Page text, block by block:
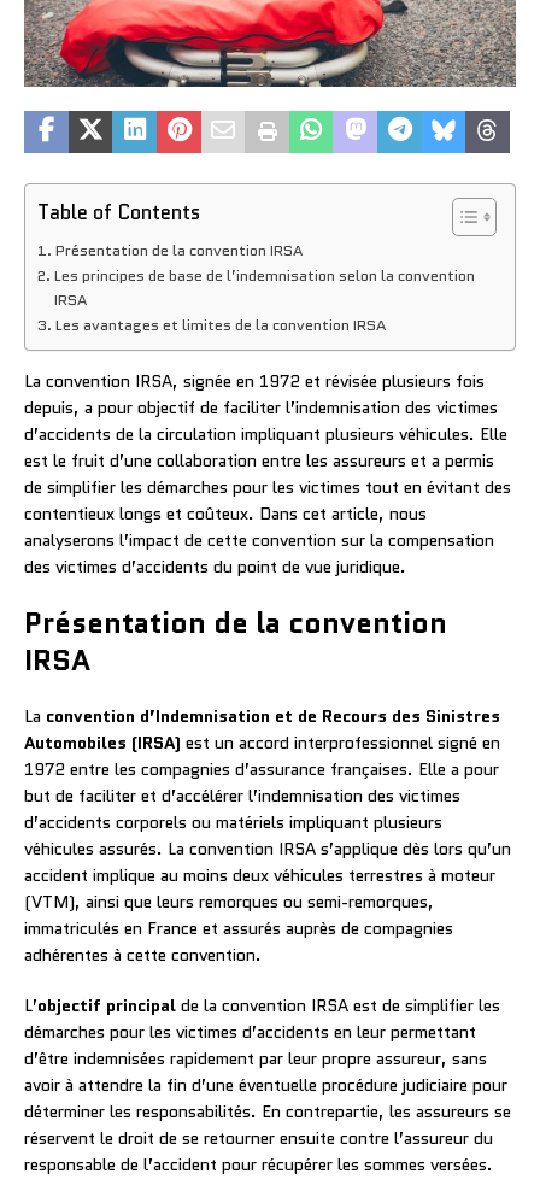
Table of Contents
Présentation de la convention IRSA
Les principes de base de l’indemnisation selon la convention
IRSA
Les avantages et limites de la convention IRSA
La convention IRSA, signée en 1972 et révisée plusieurs fois
depuis, a pour objectif de faciliter l’indemnisation des victimes
d’accidents de la circulation impliquant plusieurs véhicules. Elle
est le fruit d’une collaboration entre les assureurs et a permis
de simplifier les démarches pour les victimes tout en évitant des
contentieux longs et coûteux. Dans cet article, nous
analyserons l’impact de cette convention sur la compensation
des victimes d’accidents du point de vue juridique.
Présentation de la convention
IRSA
La convention d’Indemnisation et de Recours des Sinistres
Automobiles (IRSA) est un accord interprofessionnel signé en
1972 entre les compagnies d’assurance françaises. Elle a pour
but de faciliter et d’accélérer l’indemnisation des victimes
d’accidents corporels ou matériels impliquant plusieurs
véhicules assurés. La convention IRSA s’applique dès lors qu’un
accident implique au moins deux véhicules terrestres à moteur
(VTM), ainsi que leurs remorques ou semi-remorques,
immatriculés en France et assurés auprès de compagnies
adhérentes à cette convention.
L’objectif principal de la convention IRSA est de simplifier les
démarches pour les victimes d’accidents en leur permettant
d’être indemnisées rapidement par leur propre assureur, sans
avoir à attendre la fin d’une éventuelle procédure judiciaire pour
déterminer les responsabilités. En contrepartie, les assureurs se
réservent le droit de se retourner ensuite contre l’assureur du
responsable de l’accident pour récupérer les sommes versées.